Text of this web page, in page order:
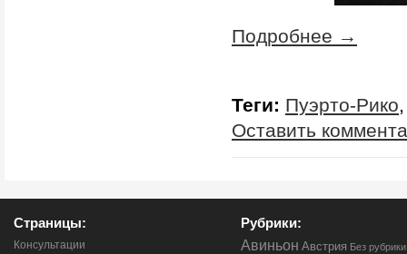
Подробнее →
Теги: Пуэрто-Рико
Оставить
Страницы:
Консультации
Рубрики:
Авиньон Австрия Без рубрики